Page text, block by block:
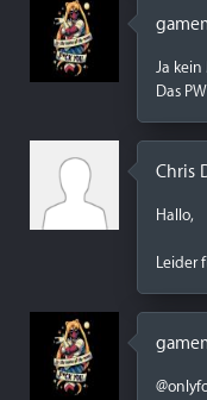
Ja
Das
Chris
Hallo,
Leider